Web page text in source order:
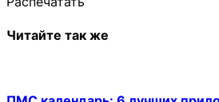
Читайте так же